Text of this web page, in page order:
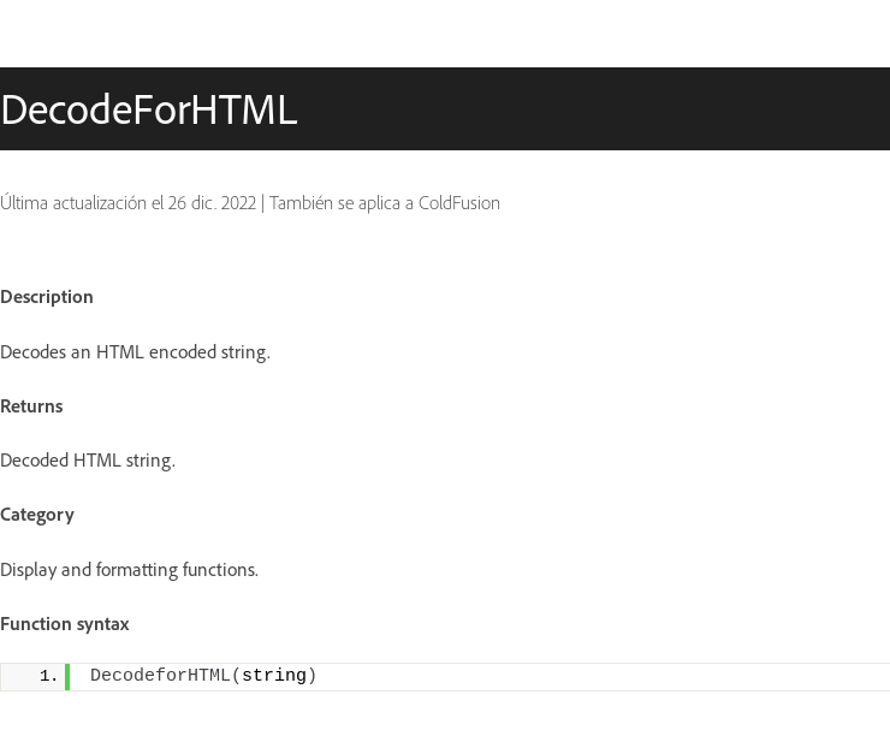
DecodeForHTML
Última actualización el 26 dic. 2022 | También se aplica a ColdFusion
Description
Decodes an HTML encoded string.
Returns
Decoded HTML string.
Category
Display and formatting functions.
Function syntax
DecodeforHTML( string )